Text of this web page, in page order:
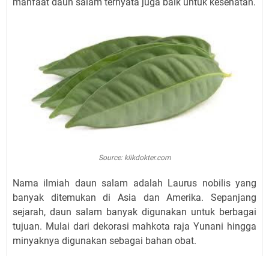
Source: klikdokter.com
Nama ilmiah daun salam adalah Laurus nobilis yang
banyak ditemukan di Asia dan Amerika. Sepanjang
sejarah, daun salam banyak digunakan untuk berbagai
tujuan. Mulai dari dekorasi mahkota raja Yunani hingga
minyaknya digunakan sebagai bahan obat.